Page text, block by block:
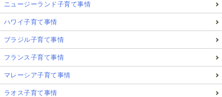
ニュージーランド子育て事情
ハワイ子育て事情
ブラジル子育て事情
フランス子育て事情
マレーシア子育て事情
ラオス子育て事情